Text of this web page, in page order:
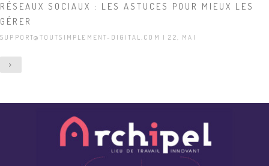
RÉSEAUX SOCIAUX : LES ASTUCES POUR MIEUX LES
GÉRER
SUPPORT@TOUTSIMPLEMENT-DIGITAL.COM | 22, MAI